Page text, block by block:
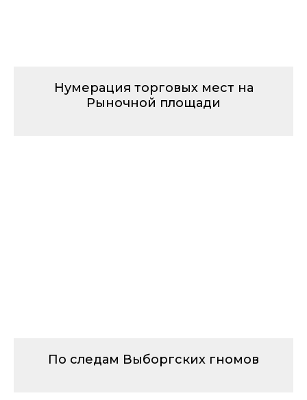
Нумерация торговых мест на
Рыночной площади
По следам Выборгских гномов